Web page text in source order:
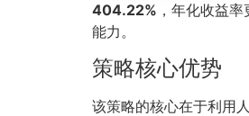
404.22% ，年化收益
能力。
策略核心优势
该策略的核心在于利用